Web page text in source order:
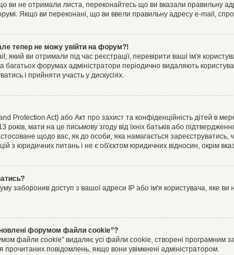
ви не отримали листа, переконайтесь що ви вказали правильну
Якщо ви переконані, що ви ввели правильну адресу e-mail,
тепер не можу увійти на форум?!
який ви отримали під час реєстрації, перевірити ваші ім'я
багатьох форумах адміністратори періодично видаляють
і прийняти участь у дискусіях.
Protection Act) або Акт про захист та конфіденційність дітей в
років, мати на це письмову згоду від їхніх батьків або
щодо вас, як до особи, яка намагається
з юридичних питань і не є об'єктом юридичних відносин, окрім
заборонив доступ з вашої адреси IP або ім'я користувача, яке ви
форумом файли cookie”?
файли cookie” видаляє усі файли cookie, створені програмним
прочитаних повідомлень, якщо вони увімкнені адміністратором.